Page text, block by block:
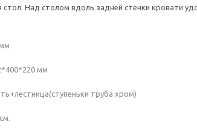
Над столом вдоль задней стенки кровати
мм
труба хром)